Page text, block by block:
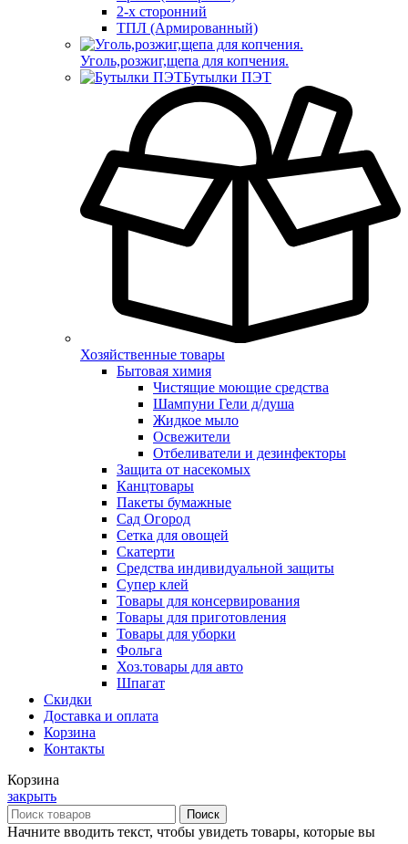
2-х сторонний
ТПЛ (Армированный)
Уголь,розжиг,щепа для копчения.
Бутылки ПЭТ
Хозяйственные товары
Бытовая химия
Чистящие моющие средства
Шампуни Гели д/душа
Жидкое мыло
Освежители
Отбеливатели и дезинфекторы
Защита от насекомых
Канцтовары
Пакеты бумажные
Сад Огород
Сетка для овощей
Скатерти
Средства индивидуальной защиты
Супер клей
Товары для консервирования
Товары для приготовления
Товары для уборки
Фольга
Хоз.товары для авто
Шпагат
Скидки
Доставка и оплата
Корзина
Контакты
Корзина
закрыть
Поиск
Начните вводить текст, чтобы увидеть товары, которые вы